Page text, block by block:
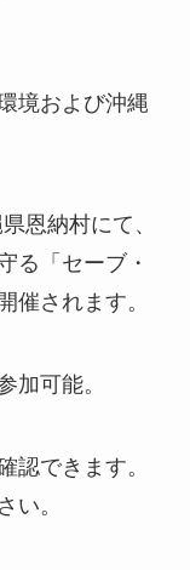
境および沖縄
恩納村にて、
る「セーブ・
催されます。
加可能。
認できます。
い。